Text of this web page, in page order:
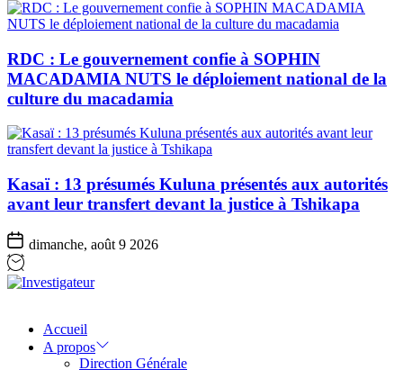
RDC : Le gouvernement confie à SOPHIN
MACADAMIA NUTS le déploiement national de la
culture du macadamia
Kasaï : 13 présumés Kuluna présentés aux autorités
avant leur transfert devant la justice à Tshikapa
dimanche, août 9 2026
Accueil
A propos
Direction Générale